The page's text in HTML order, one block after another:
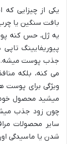
یکی از چیزایی
بافت سنگین یا
یه ژل، حس کنه
پیوریفایینگ
جذب پوست میشه.
می کنه، بلکه
ویژگی برای پوست
میشید محصول
چون زود جذب
سایر محصولات
شدن یا ماسیدگی